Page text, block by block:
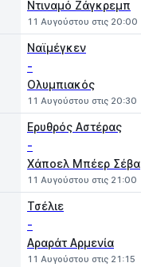
Ντιναμό Ζάγκρεμπ
11 Αυγούστου στις 20:00
Ναϊμέγκεν
-
Ολυμπιακός
11 Αυγούστου στις 20:30
Ερυθρός Αστέρας
-
Χάποελ Μπέερ Σέβα
11 Αυγούστου στις 21:00
Τσέλιε
-
Αραράτ Αρμενία
11 Αυγούστου στις 21:15